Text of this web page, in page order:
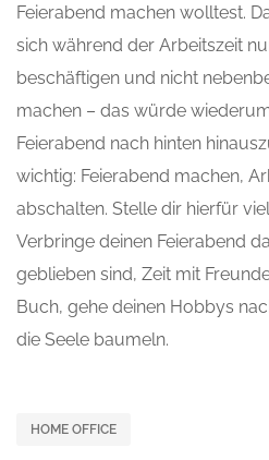
Feierabend machen wolltest.
sich während der Arbeitszeit
beschäftigen und nicht
machen – das würde
Feierabend nach hinten
wichtig: Feierabend machen,
abschalten. Stelle dir hierfür
Verbringe deinen Feierabend
geblieben sind, Zeit mit
Buch, gehe deinen Hobbys
die Seele baumeln.
HOME OFFICE